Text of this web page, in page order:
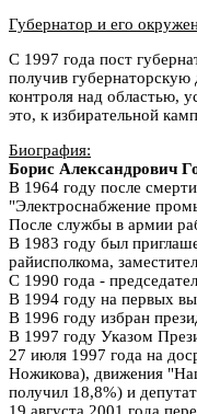
Губернатор и его
С 1997 года пост
получив
контроля над областью,
это, к избирательной
Биография:
Борис Александрович
В 1964 году после
"Электроснабжение
После службы в армии
В 1983 году был
райисполкома,
С 1990 года -
В 1994 году на первых
В 1996 году избран
В 1997 году Указом
27 июля 1997 года на
Ножикова), движения
получил 18,8%) и
19 августа 2001 года